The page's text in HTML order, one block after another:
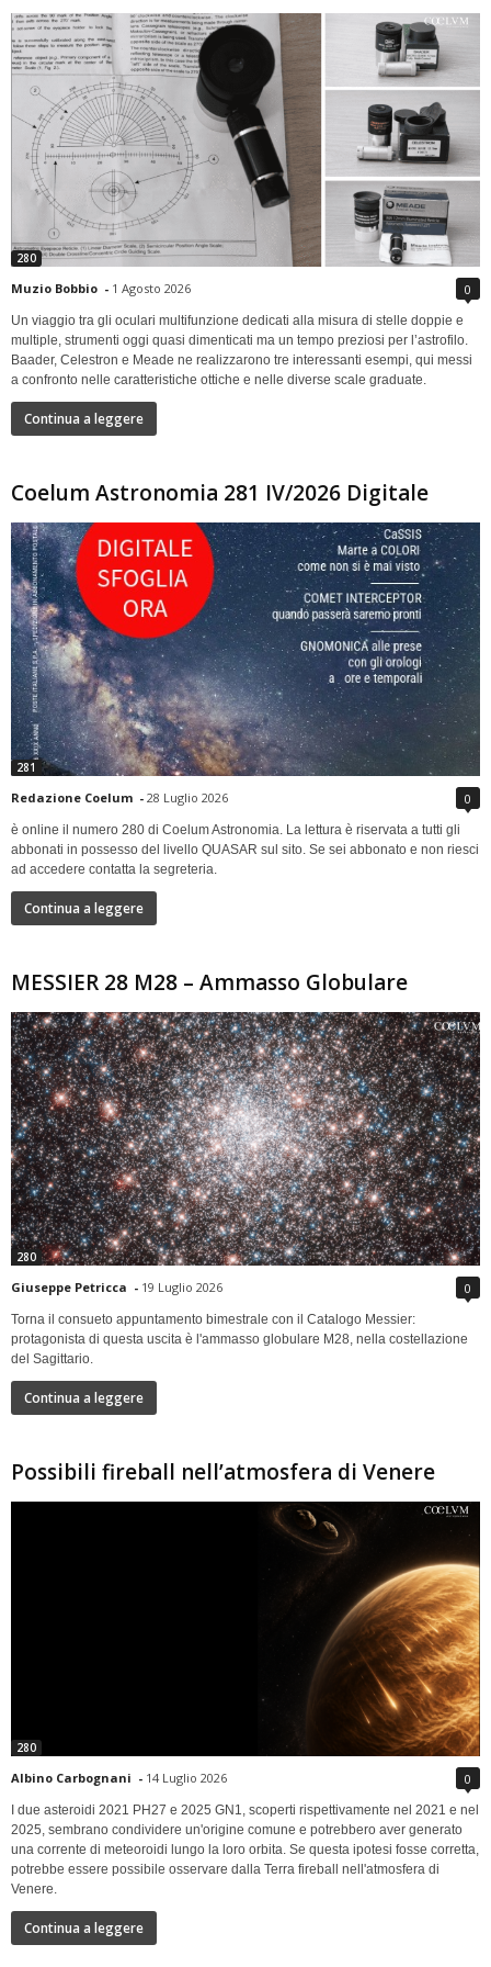
280
Muzio Bobbio - 1 Agosto 2026 0
Un viaggio tra gli oculari multifunzione dedicati alla misura di stelle doppie e
multiple, strumenti oggi quasi dimenticati ma un tempo preziosi per l’astrofilo.
Baader, Celestron e Meade ne realizzarono tre interessanti esempi, qui messi
a confronto nelle caratteristiche ottiche e nelle diverse scale graduate.
Continua a leggere
Coelum Astronomia 281 IV/2026 Digitale
281
Redazione Coelum - 28 Luglio 2026 0
è online il numero 280 di Coelum Astronomia. La lettura è riservata a tutti gli
abbonati in possesso del livello QUASAR sul sito. Se sei abbonato e non riesci
ad accedere contatta la segreteria.
Continua a leggere
MESSIER 28 M28 – Ammasso Globulare
280
Giuseppe Petricca - 19 Luglio 2026 0
Torna il consueto appuntamento bimestrale con il Catalogo Messier:
protagonista di questa uscita è l'ammasso globulare M28, nella costellazione
del Sagittario.
Continua a leggere
Possibili fireball nell’atmosfera di Venere
280
Albino Carbognani - 14 Luglio 2026 0
I due asteroidi 2021 PH27 e 2025 GN1, scoperti rispettivamente nel 2021 e nel
2025, sembrano condividere un'origine comune e potrebbero aver generato
una corrente di meteoroidi lungo la loro orbita. Se questa ipotesi fosse corretta,
potrebbe essere possibile osservare dalla Terra fireball nell'atmosfera di
Venere.
Continua a leggere